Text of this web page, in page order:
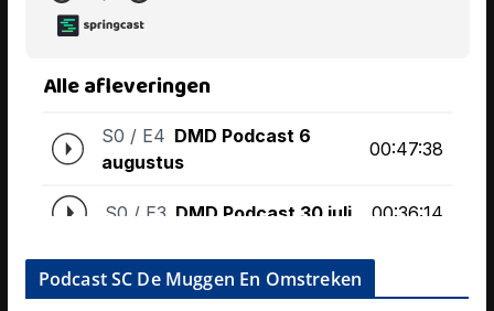
Podcast SC De Muggen En Omstreken